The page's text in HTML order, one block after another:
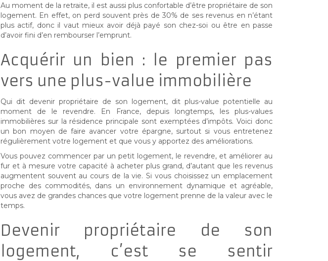
Au moment de la retraite, il est aussi plus confortable d’être propriétaire de son
logement. En effet, on perd souvent près de 30% de ses revenus en n’étant
plus actif, donc il vaut mieux avoir déjà payé son chez-soi ou être en passe
d’avoir fini d’en rembourser l’emprunt.
Acquérir un bien : le premier pas
vers une plus-value immobilière
Qui dit devenir propriétaire de son logement, dit plus-value potentielle au
moment de le revendre. En France, depuis longtemps, les plus-values
immobilières sur la résidence principale sont exemptées d’impôts. Voici donc
un bon moyen de faire avancer votre épargne, surtout si vous entretenez
régulièrement votre logement et que vous y apportez des améliorations.
Vous pouvez commencer par un petit logement, le revendre, et améliorer au
fur et à mesure votre capacité à acheter plus grand, d’autant que les revenus
augmentent souvent au cours de la vie. Si vous choisissez un emplacement
proche des commodités, dans un environnement dynamique et agréable,
vous avez de grandes chances que votre logement prenne de la valeur avec le
temps.
Devenir propriétaire de son
logement, c’est se sentir